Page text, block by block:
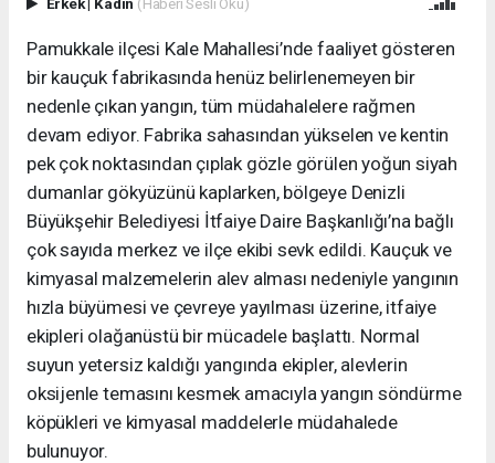
Pamukkale ilçesi Kale Mahallesi’nde faaliyet gösteren
bir kauçuk fabrikasında henüz belirlenemeyen bir
nedenle çıkan yangın, tüm müdahalelere rağmen
devam ediyor. Fabrika sahasından yükselen ve kentin
pek çok noktasından çıplak gözle görülen yoğun siyah
dumanlar gökyüzünü kaplarken, bölgeye Denizli
Büyükşehir Belediyesi İtfaiye Daire Başkanlığı’na bağlı
çok sayıda merkez ve ilçe ekibi sevk edildi. Kauçuk ve
kimyasal malzemelerin alev alması nedeniyle yangının
hızla büyümesi ve çevreye yayılması üzerine, itfaiye
ekipleri olağanüstü bir mücadele başlattı. Normal
suyun yetersiz kaldığı yangında ekipler, alevlerin
oksijenle temasını kesmek amacıyla yangın söndürme
köpükleri ve kimyasal maddelerle müdahalede
bulunuyor.